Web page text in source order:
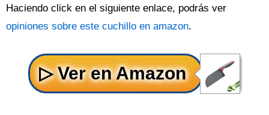
Haciendo click en el siguiente enlace, podrás ver
opiniones sobre este cuchillo en amazon.